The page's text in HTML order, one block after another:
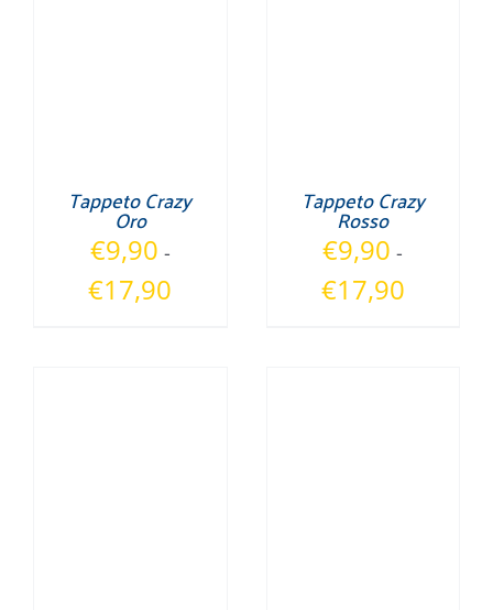
Tappeto Crazy
Oro
€9,90 -
€17,90
Tappeto Crazy
Rosso
€9,90 -
€17,90Fascia